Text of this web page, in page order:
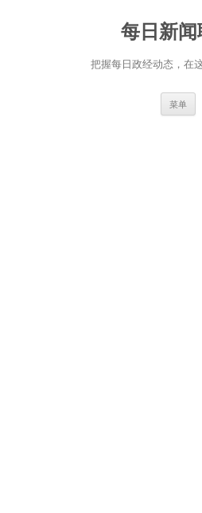
每日新
把握每日政经动态，在
菜单